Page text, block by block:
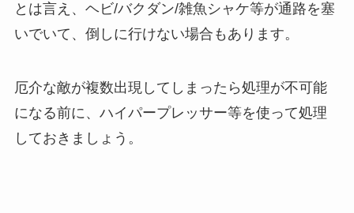
とは言え、ヘビ/バクダン/雑魚シャケ等が通路を塞
いでいて、倒しに行けない場合もあります。
厄介な敵が複数出現してしまったら処理が不可能
になる前に、ハイパープレッサー等を使って処理
しておきましょう。